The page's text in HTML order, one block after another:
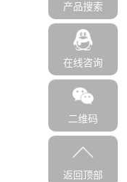
产品搜索
在线咨询
二维码
返回顶部